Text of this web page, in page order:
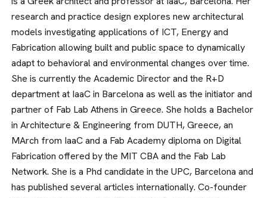
research and practice design explores new architectural
models investigating applications of ICT, Energy and
Fabrication allowing built and public space to dynamically
adapt to behavioral and environmental changes over time.
She is currently the Academic Director and the R+D
department at IaaC in Barcelona as well as the initiator and
partner of Fab Lab Athens in Greece. She holds a Bachelor
in Architecture & Engineering from DUTH, Greece, an
MArch from IaaC and a Fab Academy diploma on Digital
Fabrication offered by the MIT CBA and the Fab Lab
Network. She is a Phd candidate in the UPC, Barcelona and
has published several articles internationally. Co-founder